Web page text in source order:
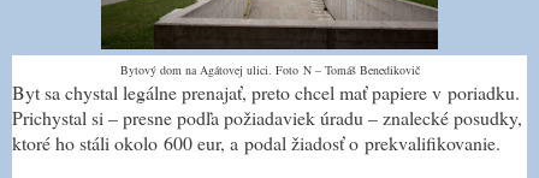
Bytový dom na Agátovej ulici. Foto N – Tomáš Benedikovič
Byt sa chystal legálne prenajať, preto chcel mať papiere v poriadku.
Prichystal si – presne podľa požiadaviek úradu – znalecké posudky,
ktoré ho stáli okolo 600 eur, a podal žiadosť o prekvalifikovanie.